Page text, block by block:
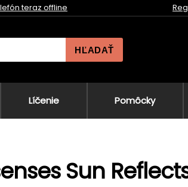
teraz offline
HĽADAŤ
Líčenie Pomôcky
Sun